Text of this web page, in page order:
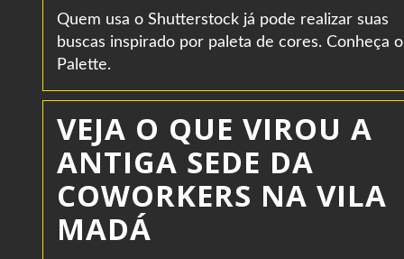
Quem usa o Shutterstock já pode realizar suas
buscas inspirado por paleta de cores. Conheça o
Palette.
VEJA O QUE VIROU A
ANTIGA SEDE DA
COWORKERS NA VILA
MADÁ